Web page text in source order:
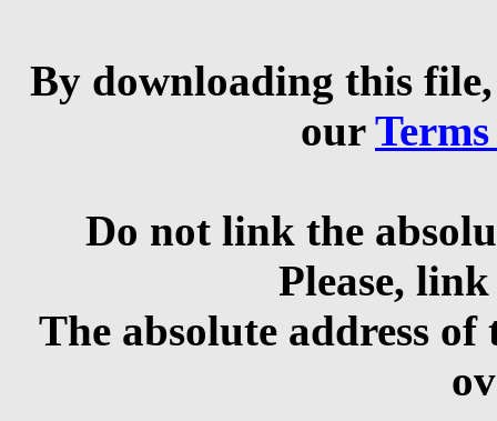
By downloading this
our
Do not link the
Please,
The absolute address